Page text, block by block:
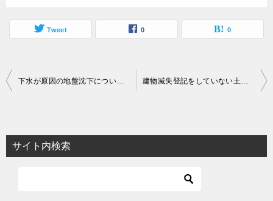
Tweet 0 0
投
ビ
ゲ
下水が原因の地盤沈下について解説いたします！ 建物滅失登記をしていない土地取引について解説いたします！
サイト内検索